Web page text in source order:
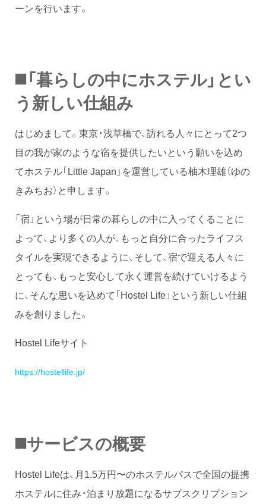
ーンを行います。
◼️「暮らしの中にホステル」とい
う新しい仕組み
はじめまして。東京・浅草橋で、訪れる人々にとって2つ
目の我が家のような宿を提供したいという願いを込め
てホステル「Little Japan」を運営している柚木理雄（ゆの
きみちお）と申します。
「宿」という場が日常の暮らしの中に入ってくることに
よって、より多くの人が、もっと自分に合ったライフス
タイルを実現できるように、そして、宿で迎える人々に
とっても、もっと安心して永く運営を続けていけるよう
に、そんな思いを込めて「Hostel Life」という新しい仕組
みを創りました。
Hostel Lifeサイト
https://hostellife.jp/
◼️サービスの概要
Hostel Lifeは、月1.5万円〜のホステルパスで全国の提携
ホステルに住み・泊まり放題になるサブスクリプション